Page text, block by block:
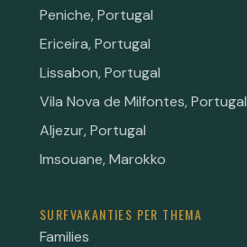
Peniche, Portugal
Ericeira, Portugal
Lissabon, Portugal
Vila Nova de Milfontes, Portugal
Aljezur, Portugal
Imsouane, Marokko
SURFVAKANTIES PER THEMA
Families